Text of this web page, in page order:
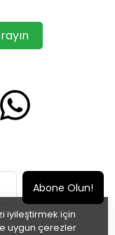
iyileştirmek için
uygun çerezler
Abone Olun!